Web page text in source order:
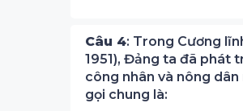
Câu 4: Trong Cương
1951), Đảng ta đã phát
công nhân và nông
gọi chung là: